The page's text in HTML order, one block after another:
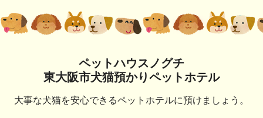
ペットハウスノグチ
東大阪市犬猫預かりペットホテル
大事な犬猫を安心できるペットホテルに預けましょう。